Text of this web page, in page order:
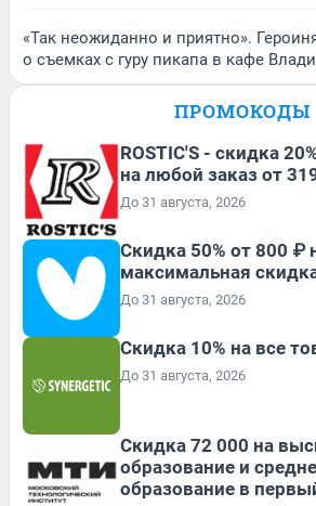
«Так неожиданно и приятно».
о съемках с гуру пикапа в кафе
ПРОМОКОДЫ
ROSTIC'S - скидка
на любой заказ от
До 31 августа, 2026
Скидка 50% от 800 ₽
максимальная
До 31 августа, 2026
Скидка 10% на все
До 31 августа, 2026
Скидка 72 000 на
образование и
образование в